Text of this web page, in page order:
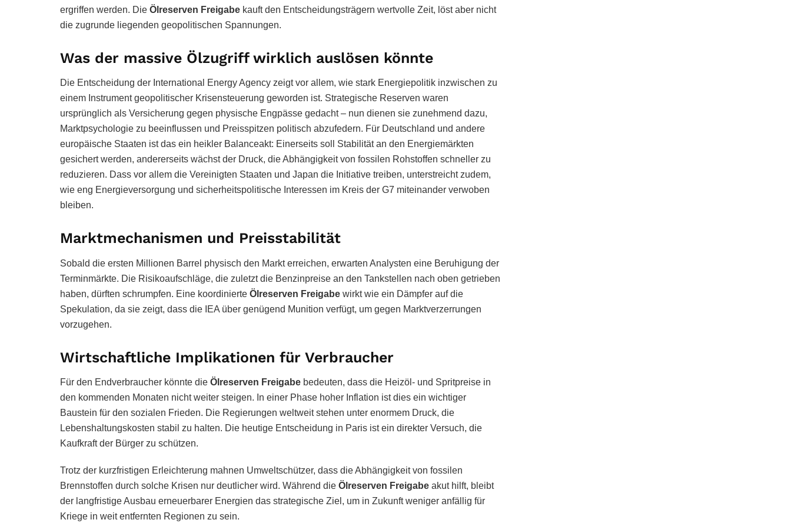
ergriffen werden. Die Ölreserven Freigabe kauft den Entscheidungsträgern wertvolle Zeit, löst aber nicht
die zugrunde liegenden geopolitischen Spannungen.
Was der massive Ölzugriff wirklich auslösen könnte
Die Entscheidung der International Energy Agency zeigt vor allem, wie stark Energiepolitik inzwischen zu
einem Instrument geopolitischer Krisensteuerung geworden ist. Strategische Reserven waren
ursprünglich als Versicherung gegen physische Engpässe gedacht – nun dienen sie zunehmend dazu,
Marktpsychologie zu beeinflussen und Preisspitzen politisch abzufedern. Für Deutschland und andere
europäische Staaten ist das ein heikler Balanceakt: Einerseits soll Stabilität an den Energiemärkten
gesichert werden, andererseits wächst der Druck, die Abhängigkeit von fossilen Rohstoffen schneller zu
reduzieren. Dass vor allem die Vereinigten Staaten und Japan die Initiative treiben, unterstreicht zudem,
wie eng Energieversorgung und sicherheitspolitische Interessen im Kreis der G7 miteinander verwoben
bleiben.
Marktmechanismen und Preisstabilität
Sobald die ersten Millionen Barrel physisch den Markt erreichen, erwarten Analysten eine Beruhigung der
Terminmärkte. Die Risikoaufschläge, die zuletzt die Benzinpreise an den Tankstellen nach oben getrieben
haben, dürften schrumpfen. Eine koordinierte Ölreserven Freigabe wirkt wie ein Dämpfer auf die
Spekulation, da sie zeigt, dass die IEA über genügend Munition verfügt, um gegen Marktverzerrungen
vorzugehen.
Wirtschaftliche Implikationen für Verbraucher
Für den Endverbraucher könnte die Ölreserven Freigabe bedeuten, dass die Heizöl- und Spritpreise in
den kommenden Monaten nicht weiter steigen. In einer Phase hoher Inflation ist dies ein wichtiger
Baustein für den sozialen Frieden. Die Regierungen weltweit stehen unter enormem Druck, die
Lebenshaltungskosten stabil zu halten. Die heutige Entscheidung in Paris ist ein direkter Versuch, die
Kaufkraft der Bürger zu schützen.
Trotz der kurzfristigen Erleichterung mahnen Umweltschützer, dass die Abhängigkeit von fossilen
Brennstoffen durch solche Krisen nur deutlicher wird. Während die Ölreserven Freigabe akut hilft, bleibt
der langfristige Ausbau erneuerbarer Energien das strategische Ziel, um in Zukunft weniger anfällig für
Kriege in weit entfernten Regionen zu sein.